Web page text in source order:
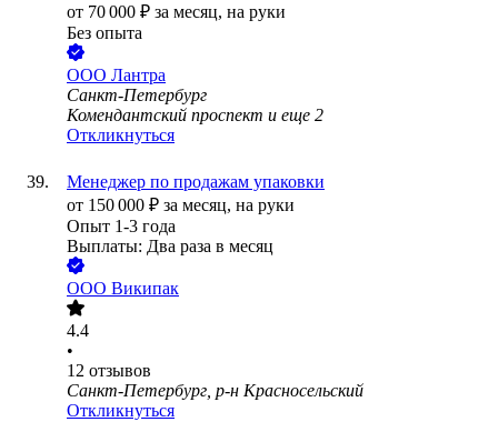
от 70 000 ₽ за месяц, на руки
Без опыта
ООО Лантра
Санкт-Петербург
Комендантский проспект и еще 2
Откликнуться
Менеджер по продажам упаковки
от 150 000 ₽ за месяц, на руки
Опыт 1-3 года
Выплаты: Два раза в месяц
ООО Википак
4.4
•
12 отзывов
Санкт-Петербург, р-н Красносельский
Откликнуться